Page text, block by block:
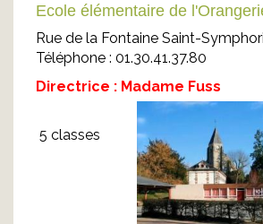
Ecole élémentaire de
Rue de la Fontaine Saint-
Téléphone : 01.30.41.37.80
Directrice : Madame Fuss
5 classes